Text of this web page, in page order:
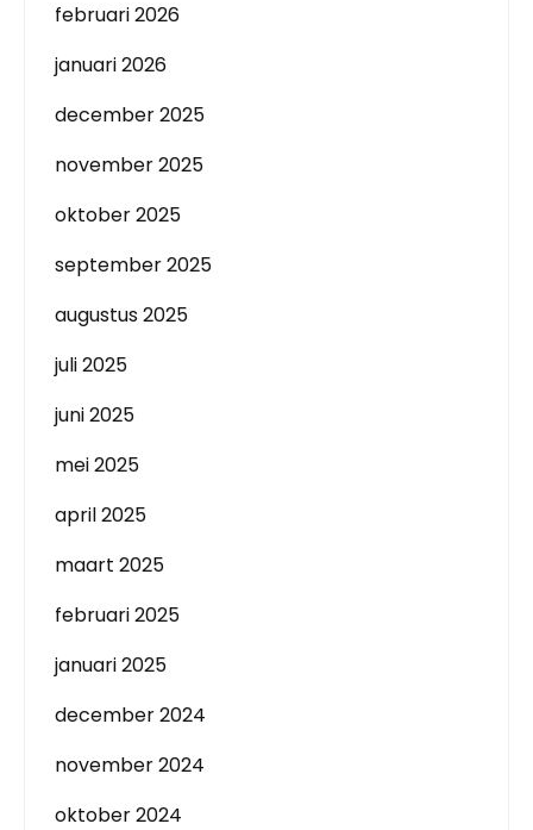
februari 2026
januari 2026
december 2025
november 2025
oktober 2025
september 2025
augustus 2025
juli 2025
juni 2025
mei 2025
april 2025
maart 2025
februari 2025
januari 2025
december 2024
november 2024
oktober 2024